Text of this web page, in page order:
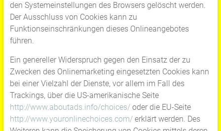
den Systemeinstellungen des Browsers gelöscht werden.
Der Ausschluss von Cookies kann zu
Funktionseinschränkungen dieses Onlineangebotes
führen.
Ein genereller Widerspruch gegen den Einsatz der zu
Zwecken des Onlinemarketing eingesetzten Cookies kann
bei einer Vielzahl der Dienste, vor allem im Fall des
Trackings, über die US-amerikanische Seite
http://www.aboutads.info/choices/oder die EU-Seite
http://www.youronlinechoices.com/erklärt werden. Des